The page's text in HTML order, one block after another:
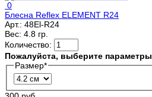
0
Блесна Reflex ELEMENT R24
Арт.: 48El-R24
Вес: 4.8 гр.
Количество:
Пожалуйста, выберите параметры
Размер*